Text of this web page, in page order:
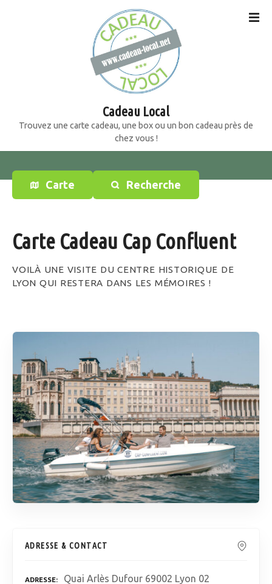
e
t
Cadeau Local
Trouvez une carte cadeau, une box ou un bon cadeau près de
chez vous !
Carte Recherche
Carte Cadeau Cap Confluent
VOILÀ UNE VISITE DU CENTRE HISTORIQUE DE
LYON QUI RESTERA DANS LES MÉMOIRES !
ADRESSE & CONTACT
ADRESSE Quai Arlès Dufour 69002 Lyon 02